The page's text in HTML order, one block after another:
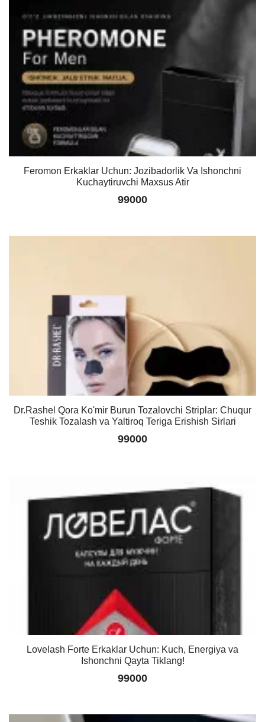
Feromon Erkaklar Uchun: Jozibadorlik Va Ishonchni
Kuchaytiruvchi Maxsus Atir
99000
Dr.Rashel Qora Ko'mir Burun Tozalovchi Striplar: Chuqur
Teshik Tozalash va Yaltiroq Teriga Erishish Sirlari
99000
Lovelash Forte Erkaklar Uchun: Kuch, Energiya va
Ishonchni Qayta Tiklang!
99000